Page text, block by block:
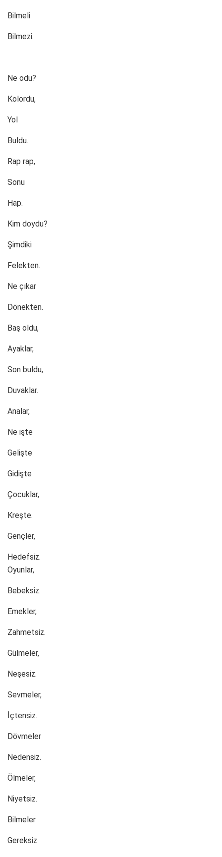
Bilmeli
Bilmezi.
Ne odu?
Kolordu,
Yol
Buldu.
Rap rap,
Sonu
Hap.
Kim doydu?
Şimdiki
Felekten.
Ne çıkar
Dönekten.
Baş oldu,
Ayaklar,
Son buldu,
Duvaklar.
Analar,
Ne işte
Gelişte
Gidişte
Çocuklar,
Kreşte.
Gençler,
Hedefsiz.
Oyunlar,
Bebeksiz.
Emekler,
Zahmetsiz.
Gülmeler,
Neşesiz.
Sevmeler,
İçtensiz.
Dövmeler
Nedensiz.
Ölmeler,
Niyetsiz.
Bilmeler
Gereksiz